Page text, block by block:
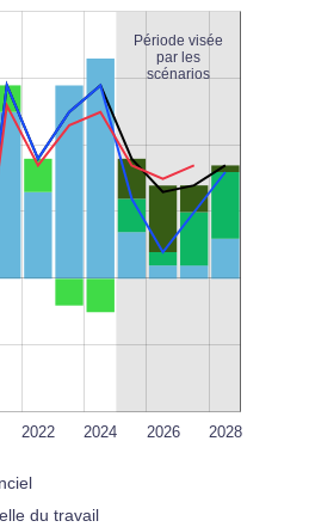
L
Période visée
par les
scénarios
2024
2022 2026 2028
du travail